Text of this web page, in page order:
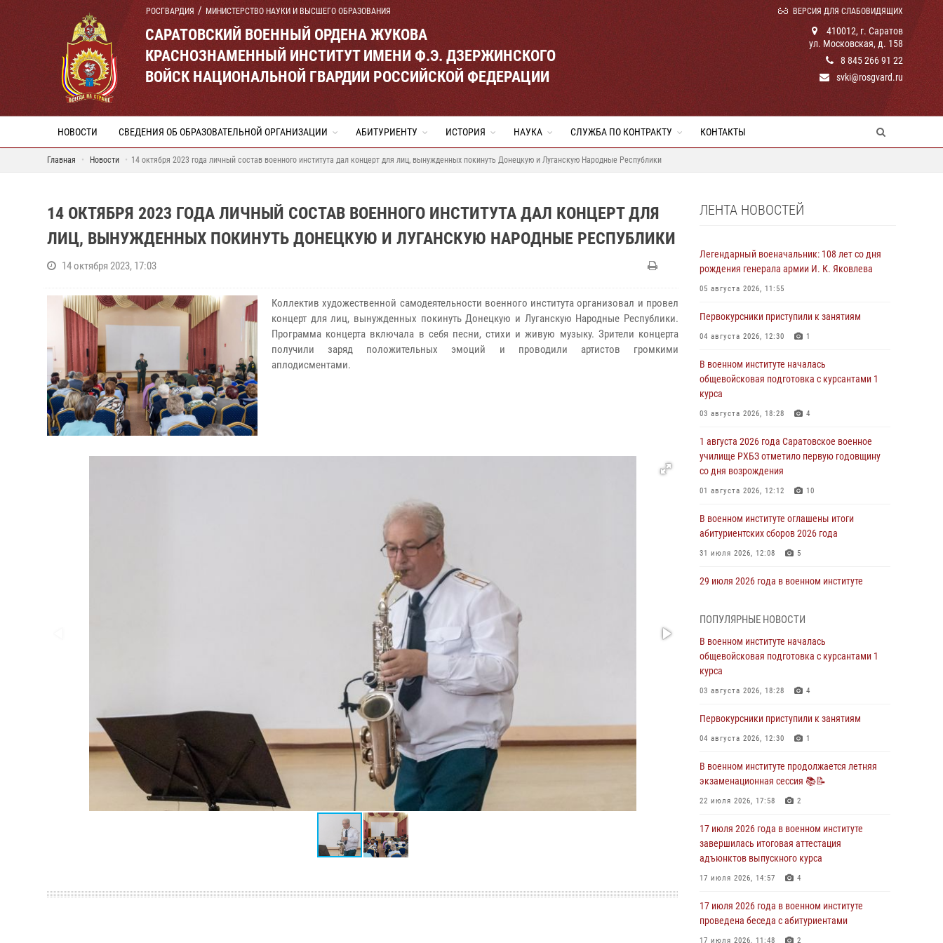
РОСГВАРДИЯ МИНИСТЕРСТВО НАУКИ И ВЫСШЕГО ОБРАЗОВАНИЯ ВЕРСИЯ ДЛЯ СЛАБОВИДЯЩИХ
САРАТОВСКИЙ ВОЕННЫЙ ОРДЕНА ЖУКОВА
КРАСНОЗНАМЕННЫЙ ИНСТИТУТ ИМЕНИ Ф.Э. ДЗЕРЖИНСКОГО
ВОЙСК НАЦИОНАЛЬНОЙ ГВАРДИИ РОССИЙСКОЙ ФЕДЕРАЦИИ
410012, г. Саратов
ул. Московская, д. 158
8 845 266 91 22
svki@rosgvard.ru
НОВОСТИ СВЕДЕНИЯ ОБ ОБРАЗОВАТЕЛЬНОЙ ОРГАНИЗАЦИИ АБИТУРИЕНТУ ИСТОРИЯ НАУКА СЛУЖБА ПО КОНТРАКТУ КОНТАКТЫ
Главная Новости 14 октября 2023 года личный состав военного института дал концерт для лиц, вынужденных покинуть Донецкую и Луганскую Народные Республики
14 ОКТЯБРЯ 2023 ГОДА ЛИЧНЫЙ СОСТАВ ВОЕННОГО ИНСТИТУТА ДАЛ КОНЦЕРТ ДЛЯ
ЛИЦ, ВЫНУЖДЕННЫХ ПОКИНУТЬ ДОНЕЦКУЮ И ЛУГАНСКУЮ НАРОДНЫЕ РЕСПУБЛИКИ
14 октября 2023, 17:03
Коллектив художественной самодеятельности военного института организовал и провел
концерт для лиц, вынужденных покинуть Донецкую и Луганскую Народные Республики.
Программа концерта включала в себя песни, стихи и живую музыку. Зрители концерта
получили заряд положительных эмоций и проводили артистов громкими
аплодисментами.
ЛЕНТА НОВОСТЕЙ
Легендарный военачальник: 108 лет со дня
рождения генерала армии И. К. Яковлева
05 августа 2026, 11:55
Первокурсники приступили к занятиям
04 августа 2026, 12:30 1
В военном институте началась
общевойсковая подготовка с курсантами 1
курса
03 августа 2026, 18:28 4
1 августа 2026 года Саратовское военное
училище РХБЗ отметило первую годовщину
со дня возрождения
01 августа 2026, 12:12 10
В военном институте оглашены итоги
абитуриентских сборов 2026 года
31 июля 2026, 12:08 5
29 июля 2026 года в военном институте
29 июля 2026 года курсанты военного
института успешно сдали экзамен по
вождению
28 июля 2026 года в военном институте
молебен
28 июля 2026, 13:39 7
экзаменационная сессия
28 июля 2026, 10:41 1
27 июля 2026 года в военном институте
27 июля 2026, 10:45 4
ПОПУЛЯРНЫЕ НОВОСТИ
В военном институте началась
общевойсковая подготовка с курсантами 1
курса
03 августа 2026, 18:28 4
Первокурсники приступили к занятиям
04 августа 2026, 12:30 1
В военном институте продолжается летняя
экзаменационная сессия 📚📝
22 июля 2026, 17:58 2
17 июля 2026 года в военном институте
завершилась итоговая аттестация
адъюнктов выпускного курса
17 июля 2026, 14:57 4
17 июля 2026 года в военном институте
проведена беседа с абитуриентами
17 июля 2026, 11:48 2